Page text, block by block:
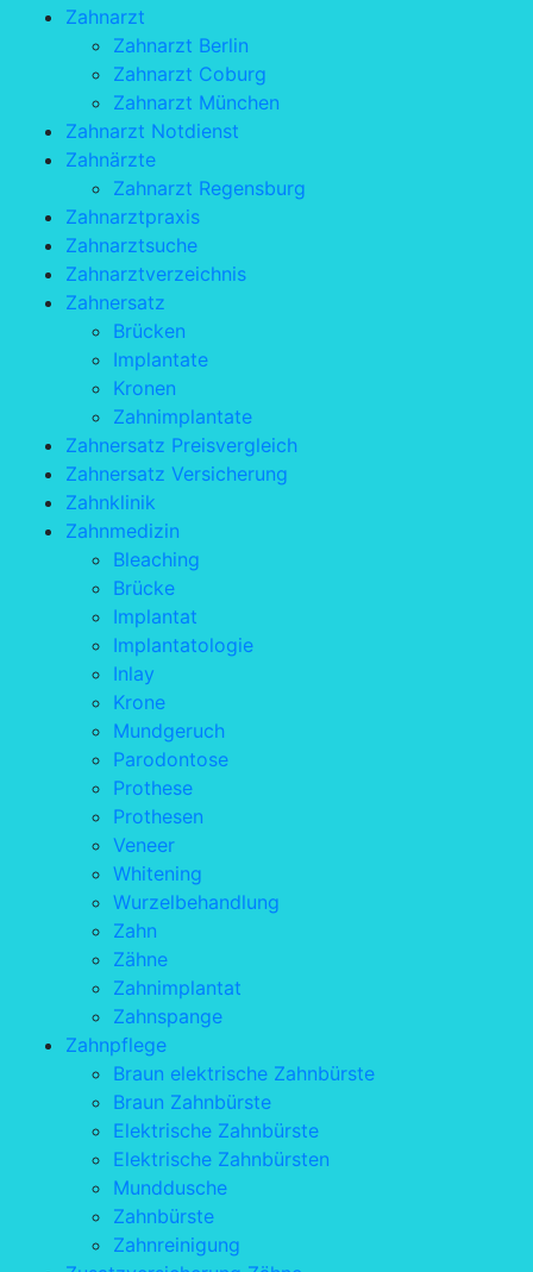
Zahnarzt
Zahnarzt Berlin
Zahnarzt Coburg
Zahnarzt München
Zahnarzt Notdienst
Zahnärzte
Zahnarzt Regensburg
Zahnarztpraxis
Zahnarztsuche
Zahnarztverzeichnis
Zahnersatz
Brücken
Implantate
Kronen
Zahnimplantate
Zahnersatz Preisvergleich
Zahnersatz Versicherung
Zahnklinik
Zahnmedizin
Bleaching
Brücke
Implantat
Implantatologie
Inlay
Krone
Mundgeruch
Parodontose
Prothese
Prothesen
Veneer
Whitening
Wurzelbehandlung
Zahn
Zähne
Zahnimplantat
Zahnspange
Zahnpflege
Braun elektrische Zahnbürste
Braun Zahnbürste
Elektrische Zahnbürste
Elektrische Zahnbürsten
Munddusche
Zahnbürste
Zahnreinigung